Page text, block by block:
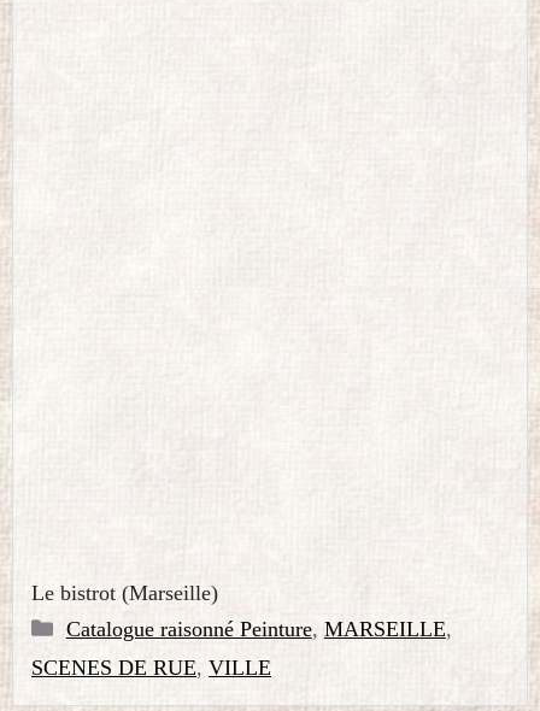
Le bistrot (Marseille)
Catégories
Catalogue raisonné Peinture, MARSEILLE,
SCENES DE RUE, VILLE